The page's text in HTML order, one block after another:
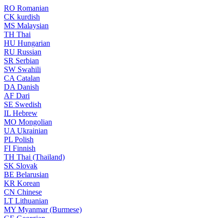
RO Romanian
CK kurdish
MS Malaysian
TH Thai
HU Hungarian
RU Russian
SR Serbian
SW Swahili
CA Catalan
DA Danish
AF Dari
SE Swedish
IL Hebrew
MO Mongolian
UA Ukrainian
PL Polish
FI Finnish
TH Thai (Thailand)
SK Slovak
BE Belarusian
KR Korean
CN Chinese
LT Lithuanian
MY Myanmar (Burmese)